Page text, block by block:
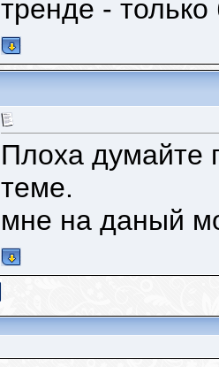
тренде -
Плоха думайте
теме.
мне на даный